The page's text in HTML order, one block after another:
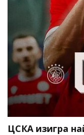
ЦСКА изигра